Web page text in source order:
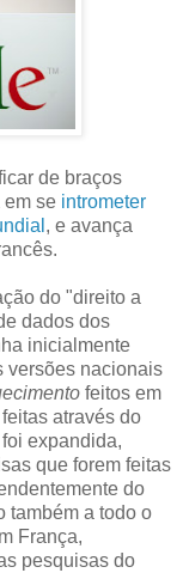
de braços
em se intrometer
, e avança
do "direito a
dados dos
inicialmente
versões nacionais
feitos em
através do
expandida,
que forem feitas
do
também a todo o
França,
pesquisas do